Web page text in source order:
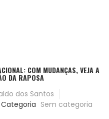
COM MUDANÇAS, VEJA A
DA RAPOSA
dos Santos
Categoria Sem categoria